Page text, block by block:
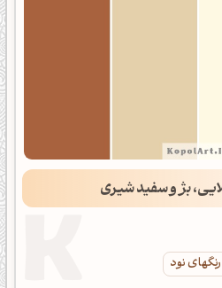
بژ و سفید شیری
نود